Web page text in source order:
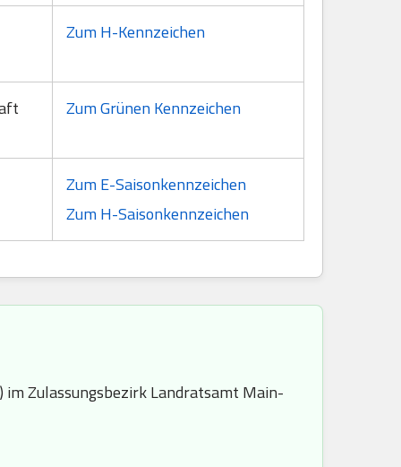
Zum H-Kennzeichen
Zum Grünen Kennzeichen
Zum E-Saisonkennzeichen
Zum H-Saisonkennzeichen
Zulassungsbezirk Landratsamt Main-